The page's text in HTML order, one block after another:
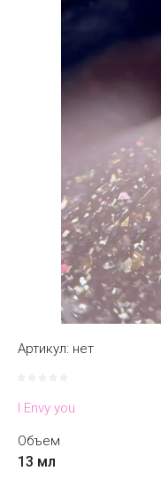
Артикул: нет
I Envy you
Объем
13 мл